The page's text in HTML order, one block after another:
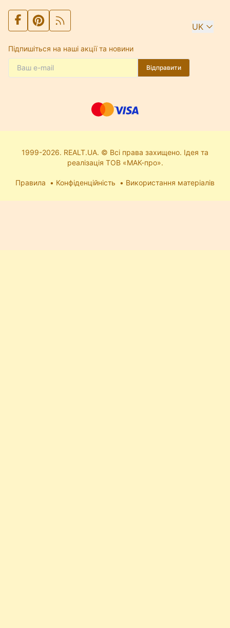
UK
Підпишіться на наші акції та новини
Відправити
1999-2026. REALT.UA. © Всі права захищено. Ідея та
реалізація ТОВ «МАК-про».
Правила Конфіденційність Використання матеріалів